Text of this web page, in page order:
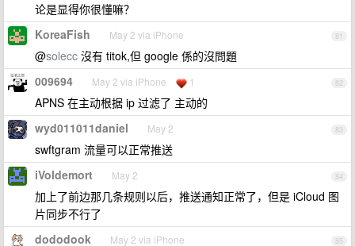
论是显得你很懂嘛？
81
KoreaFish May 2 via iPhone
@solecc 沒有 titok,但 google 係的沒問題
82
009694 May 2 via iPhone 1
APNS 在主动根据 ip 过滤了 主动的
83
wyd011011daniel May 2
swftgram 流量可以正常推送
84
iVoldemort May 2
加上了前边那几条规则以后，推送通知正常了，但是 iCloud 图
片同步不行了
85
dododook May 2 via iPhone